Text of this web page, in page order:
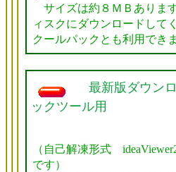
サイズは約８ＭＢありま
ィスクにダウンロードして
クールパックとも利用でき
最新版ダウン
ックツール用
（自己解凍形式
です）